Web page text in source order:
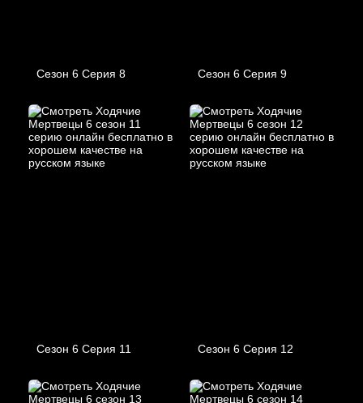
Сезон 6 Серия 8 Сезон 6 Серия 9
Сезон 6 Серия 11 Сезон 6 Серия 12